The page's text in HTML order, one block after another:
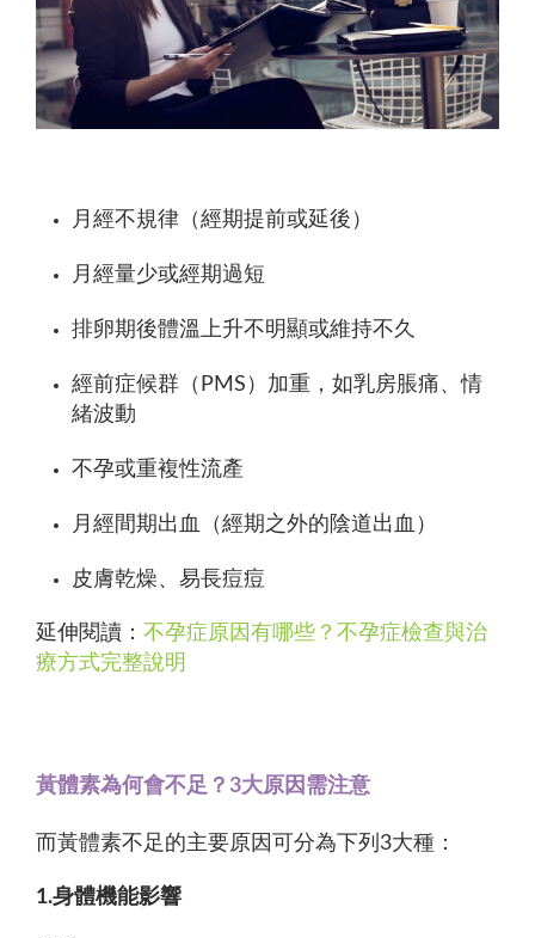
月經不規律（經期提前或延後）
月經量少或經期過短
排卵期後體溫上升不明顯或維持不久
經前症候群（PMS）加重，如乳房脹痛、情
緒波動
不孕或重複性流產
月經間期出血（經期之外的陰道出血）
皮膚乾燥、易長痘痘
延伸閱讀： 不孕症原因有哪些？不孕症檢查與治
療方式完整說明
黃體素為何會不足？3大原因需注意
而黃體素不足的主要原因可分為下列3大種：
1.身體機能影響